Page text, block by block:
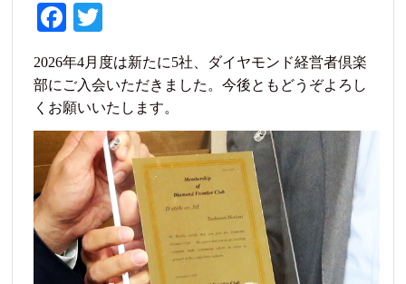
Fa
ce
bo
ok
wi
tte
r
2026年4月度は新たに5社、ダイヤモンド経営者倶楽
部にご入会いただきました。今後ともどうぞよろし
くお願いいたします。